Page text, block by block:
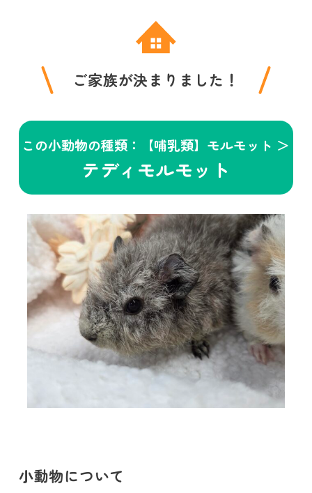
ご家族が決まりました！
この小動物の種類：【哺乳類】モルモット ＞
テディモルモット
小動物について